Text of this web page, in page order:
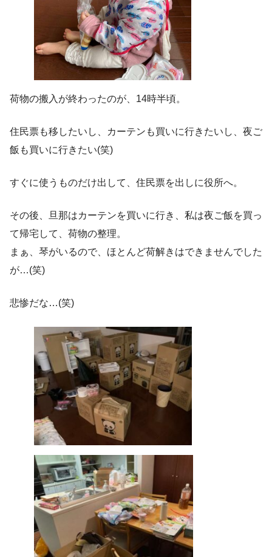
荷物の搬入が終わったのが、14時半頃。
住民票も移したいし、カーテンも買いに行きたいし、夜ご
飯も買いに行きたい(笑)
すぐに使うものだけ出して、住民票を出しに役所へ。
その後、旦那はカーテンを買いに行き、私は夜ご飯を買っ
て帰宅して、荷物の整理。
まぁ、琴がいるので、ほとんど荷解きはできませんでした
が…(笑)
悲惨だな…(笑)